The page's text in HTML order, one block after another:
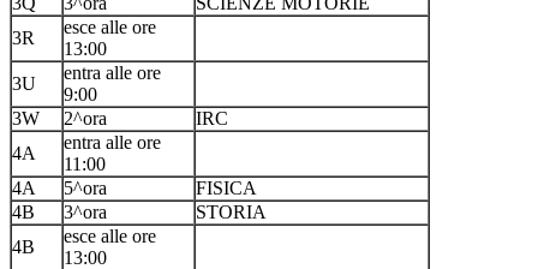
3R
esce alle ore
13:00
3U
entra alle ore
9:00
3W
2^ora
IRC
4A
entra alle ore
11:00
4A
5^ora
FISICA
4B
3^ora
STORIA
4B
esce alle ore
13:00